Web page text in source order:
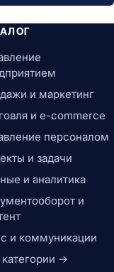
и маркетинг
и e-commerce
персоналом
и задачи
и аналитика
и
и коммуникации
→